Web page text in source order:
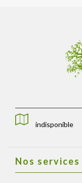
indisponible
Nos services